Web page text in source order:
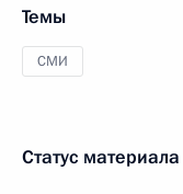
Темы
СМИ
Статус материала